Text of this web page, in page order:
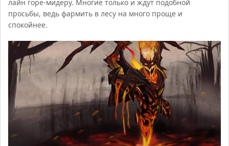
лайн горе-мидеру. Многие только и ждут подобной
просьбы, ведь фармить в лесу на много проще и
спокойнее.